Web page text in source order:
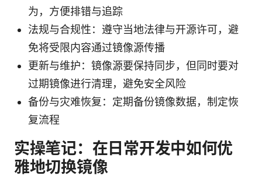
为，方便排错与追踪
法规与合规性：遵守当地法律与开源许可，避
免将受限内容通过镜像源传播
更新与维护：镜像源要保持同步，但同时要对
过期镜像进行清理，避免安全风险
备份与灾难恢复：定期备份镜像数据，制定恢
复流程
实操笔记：在日常开发中如何优
雅地切换镜像